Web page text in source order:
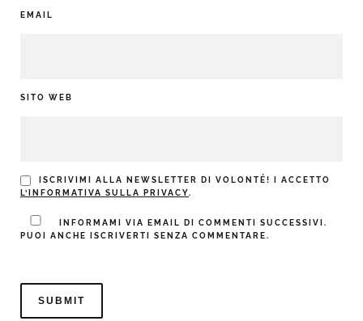
EMAIL
SITO WEB
ISCRIVIMI ALLA NEWSLETTER DI VOLONTÉ! I ACCETTO
L’INFORMATIVA SULLA PRIVACY.
INFORMAMI VIA EMAIL DI COMMENTI SUCCESSIVI.
PUOI ANCHE ISCRIVERTI SENZA COMMENTARE.